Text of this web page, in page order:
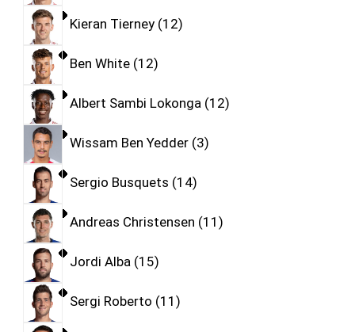
Kieran Tierney 12
Ben White 12
Albert Sambi Lokonga 12
Wissam Ben Yedder 3
Sergio Busquets 14
Andreas Christensen 11
Jordi Alba 15
Sergi Roberto 11